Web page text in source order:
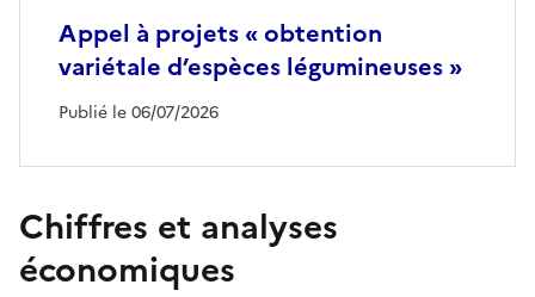
Appel à projets « obtention
variétale d’espèces légumineuses »
Publié le 06/07/2026
Chiffres et analyses
économiques